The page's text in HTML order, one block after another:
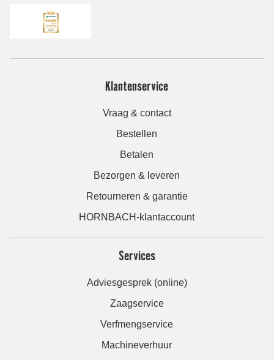
Klantenservice
Vraag & contact
Bestellen
Betalen
Bezorgen & leveren
Retourneren & garantie
HORNBACH-klantaccount
Services
Adviesgesprek (online)
Zaagservice
Verfmengservice
Machineverhuur